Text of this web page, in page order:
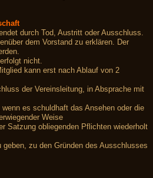
durch Tod, Austritt oder Ausschluss.
dem Vorstand zu erklären. Der
nicht.
kann erst nach Ablauf von 2
der Vereinsleitung, in Absprache mit
es schuldhaft das Ansehen oder die
Weise
Satzung obliegenden Pflichten wiederholt
zu den Gründen des Ausschlusses